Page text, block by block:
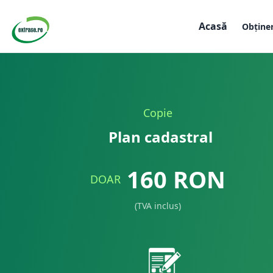
Acasă
Copie
Plan cadastral
DOAR 160 RON
(TVA inclus)